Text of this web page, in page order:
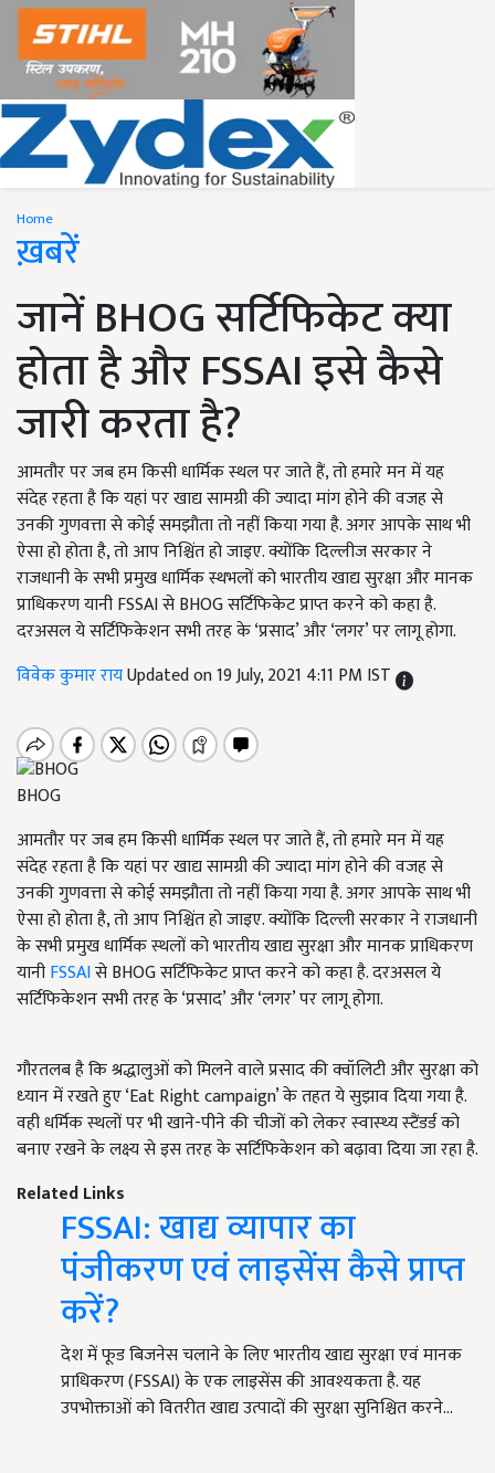
Home
ख़बरें
जानें BHOG सर्टिफिकेट क्या
होता है और FSSAI इसे कैसे
जारी करता है?
आमतौर पर जब हम किसी धार्मिक स्थल पर जाते हैं, तो हमारे मन में यह
संदेह रहता है कि यहां पर खाद्य सामग्री की ज्यादा मांग होने की वजह से
उनकी गुणवत्ता से कोई समझौता तो नहीं किया गया है. अगर आपके साथ भी
ऐसा हो होता है, तो आप निश्चिंत हो जाइए. क्योंकि दिल्लीज सरकार ने
राजधानी के सभी प्रमुख धार्मिक स्थभलों को भारतीय खाद्य सुरक्षा और मानक
प्राधिकरण यानी FSSAI से BHOG सर्टिफिकेट प्राप्त करने को कहा है.
दरअसल ये सर्टिफिकेशन सभी तरह के ‘प्रसाद’ और ‘लगर’ पर लागू होगा.
विवेक कुमार रायUpdated on 19 July, 2021 4:11 PM IST
BHOG
आमतौर पर जब हम किसी धार्मिक स्थल पर जाते हैं,तो हमारे मन में यह
संदेह रहता है कि यहां पर खाद्य सामग्री की ज्यादा मांग होने की वजह से
उनकी गुणवत्ता से कोई समझौता तो नहीं किया गया है. अगर आपके साथ भी
ऐसा हो होता है,तो आप निश्चिंत हो जाइए. क्योंकिदिल्‍ली सरकार ने राजधानी
के सभी प्रमुख धार्मिक स्‍थलों को भारतीय खाद्य सुरक्षा और मानक प्राधिकरण
यानीFSSAIसे BHOG सर्टिफिकेट प्राप्त करने को कहा है. दरअसल ये
सर्टिफिकेशन सभी तरह के ‘प्रसाद’ और ‘लगर’ पर लागू होगा.
गौरतलब है कि श्रद्धालुओं को मिलने वाले प्रसाद की क्‍वॉलिटी और सुरक्षा को
ध्‍यान में रखते हुए ‘Eat Right campaign’ के तहत ये सुझाव दिया गया है.
वही धर्मिक स्‍थलों पर भी खाने-पीने की चीजों को लेकर स्‍वास्‍थ्‍य स्‍टैंडर्ड को
बनाए रखने के लक्ष्‍य से इस तरह के सर्टिफिकेशन को बढ़ावा दिया जा रहा है.
Related Links
FSSAI: खाद्य व्यापार का
पंजीकरण एवं लाइसेंस कैसे प्राप्त
करें?
देश में फूड बिजनेस चलाने के लिए भारतीय खाद्य सुरक्षा एवं मानक
प्राधिकरण (FSSAI) के एक लाइसेंस की आवश्यकता है. यह
उपभोक्ताओं को वितरीत खाद्य उत्पादों की सुरक्षा सुनिश्चित करने…